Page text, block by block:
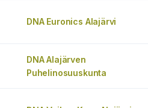
DNA Euronics Alajärvi
DNA Alajärven
Puhelinosuuskunta